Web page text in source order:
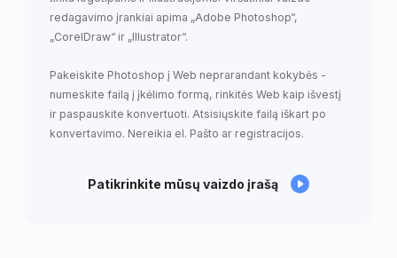
redagavimo įrankiai apima „Adobe Photoshop“,
„CorelDraw“ ir „Illustrator“.
Pakeiskite Photoshop į Web neprarandant kokybės -
numeskite failą į įkėlimo formą, rinkitės Web kaip išvestį
ir paspauskite konvertuoti. Atsisiųskite failą iškart po
konvertavimo. Nereikia el. Pašto ar registracijos.
Patikrinkite mūsų vaizdo įrašą